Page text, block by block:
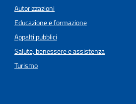
Autorizzazioni
Educazione e formazione
Appalti pubblici
Salute, benessere e assistenza
Turismo